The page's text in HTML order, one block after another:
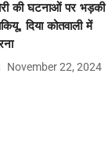
की घटनाओं पर भड़की
दिया कोतवाली में
November 22, 2024